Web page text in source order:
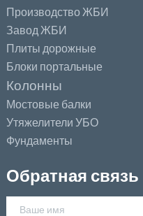
Производство ЖБИ
Завод ЖБИ
Плиты дорожные
Блоки портальные
Колонны
Мостовые балки
Утяжелители УБО
Фундаменты
Обратная связь